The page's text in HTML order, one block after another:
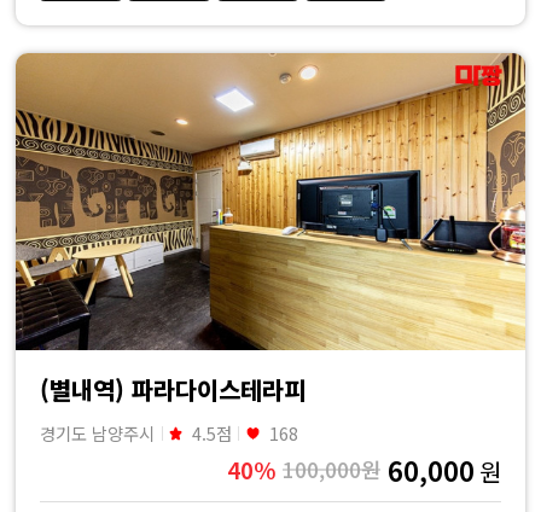
(별내역) 파라다이스테라피
경기도 남양주시 4.5점 168
40% 100,000원 60,000 원